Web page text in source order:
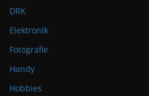
DRK
Elektronik
Fotografie
Handy
Hobbies